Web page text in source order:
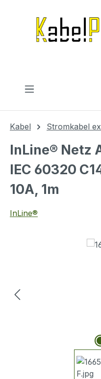
Kabel Stromkabel
InLine® Netz
IEC 60320
10A, 1m
InLine®
Bildergalerie